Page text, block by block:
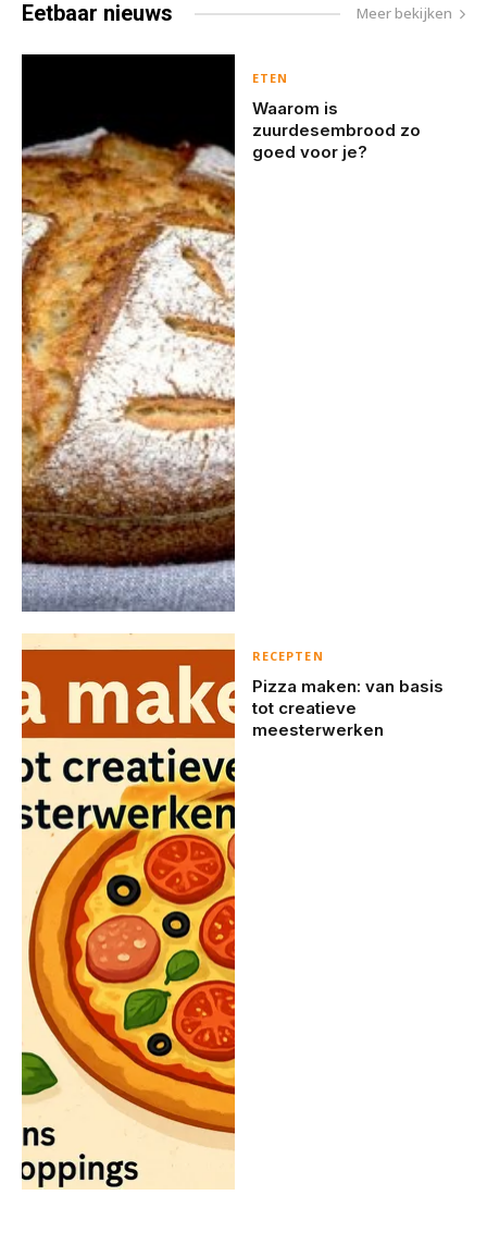
Eetbaar nieuws Meer bekijken
ETEN
Waarom is
zuurdesembrood zo
goed voor je?
RECEPTEN
Pizza maken: van basis
tot creatieve
meesterwerken